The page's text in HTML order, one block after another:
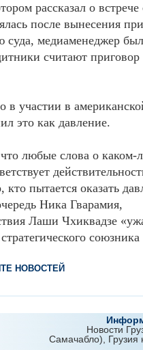
рассказал о встрече
после вынесения
медиаменеджер был
считают приговор
в участии в
это как давление.
любые слова о каком-
пытается оказать
Ника Гварамия,
Лаши Чхиквадзе
НОВОСТЕЙ
Новости
Самачабло), Грузия